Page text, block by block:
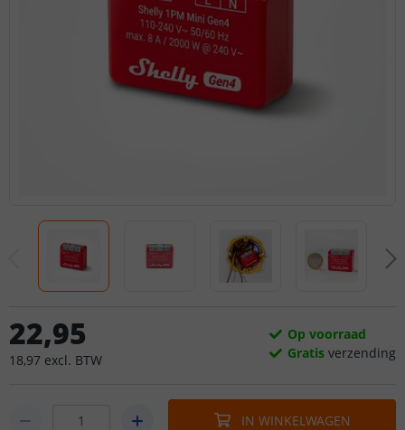
22,95
18,97 excl. BTW
Op voorraad
Gratis verzending
IN WINKELWAGEN